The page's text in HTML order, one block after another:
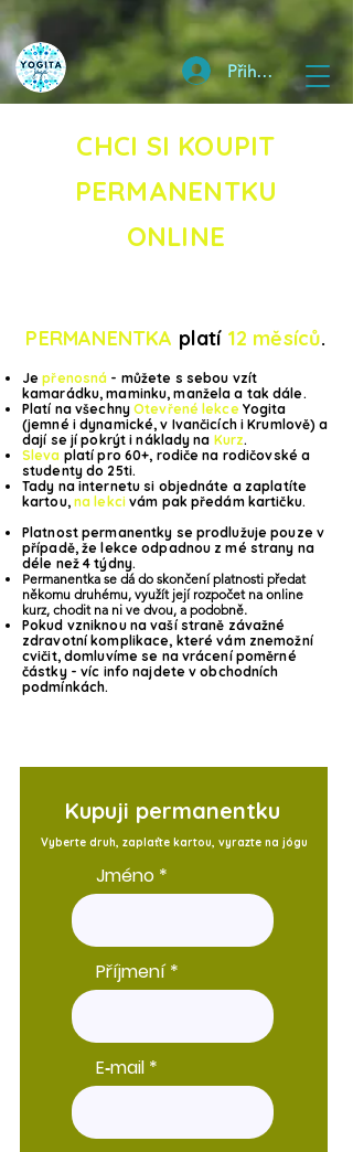
Přihlásit
CHCI SI KOUPIT
PERMANENTKU
ONLINE
PERMANENTKA platí 12 měsíců.
Jepřenosná - můžete s sebou vzít
kamarádku, maminku, manžela a tak dále.
Platí na všechnyOtevřené lekce Yogita
(jemné i dynamické, v Ivančicích i Krumlově) a
dají se jí pokrýt i náklady na Kurz.
Sleva platí pro 60+, rodiče na rodičovské a
studenty do 25ti.
Tady na internetu si objednáte a zaplatíte
kartou, na lekcivám pak předám kartičku.
Platnost permanentky se prodlužuje pouze v
případě, že lekce odpadnou z mé strany na
déle než 4 týdny.
Permanentka se dá do skončení platnosti předat
někomu druhému, využít její rozpočet na online
kurz, chodit na ni ve dvou, a podobně.
Pokud vzniknou na vaší straně závažné
zdravotní komplikace, které vám znemožní
cvičit, domluvíme se na vrácení poměrné
částky - víc info najdete v obchodních
podmínkách.
Kupuji permanentku
Vyberte druh, zaplaťte kartou, vyrazte na jógu
Jméno
Příjmení
E‑mail